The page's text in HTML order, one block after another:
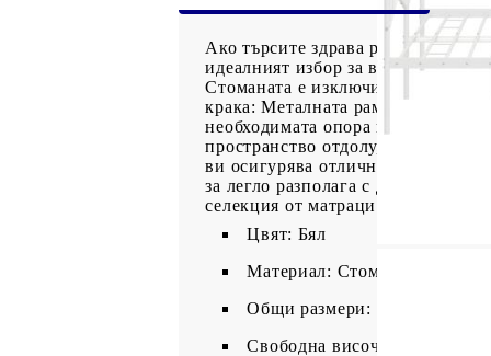
Ако търсите здрава рамка за
идеалният избор за вас! Здрава
Стоманата е изключително твърд
крака: Металната рамка на
необходимата опора и
пространство отдолу, за да
ви осигурява отлична опора за
за легло разполага с дизайн с
селекция от матраци. Можете да
Цвят: Бял
Материал: Стомана
Общи размери: 207 x 198 x
Свободна височина под